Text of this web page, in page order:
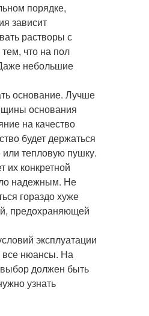
порядке,
зависит
растворы с
что на пол
небольшие
основание. Лучше
основания
на качество
будет держаться
или тепловую пушку.
их конкретной
надежным. Не
гораздо хуже
предохраняющей
эксплуатации
все нюансы. На
должен быть
узнать